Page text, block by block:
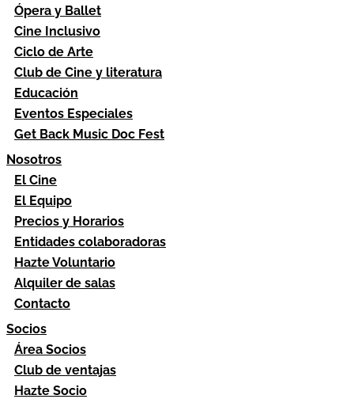
Ópera y Ballet
Cine Inclusivo
Ciclo de Arte
Club de Cine y literatura
Educación
Eventos Especiales
Get Back Music Doc Fest
Nosotros
El Cine
El Equipo
Precios y Horarios
Entidades colaboradoras
Hazte Voluntario
Alquiler de salas
Contacto
Socios
Área Socios
Club de ventajas
Hazte Socio